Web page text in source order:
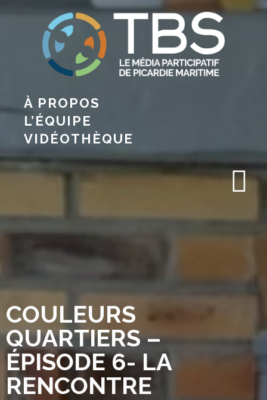
À PROPOS
L’ÉQUIPE
VIDÉOTHÈQUE
COULEURS
QUARTIERS –
ÉPISODE 6- LA
RENCONTRE